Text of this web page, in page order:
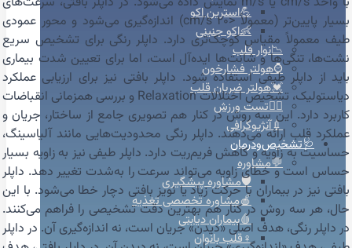
💪استرین اکو
👶اکو جنینی
📉نوار قلب
⌚هولتر فشارخون
💓هولتر ضربان قلب
🚴‍♀️تست ورزش
💉آنژیوگرافی
🩺تشخیص‌ودرمان
💬مشاوره
🛡️مشاوره پیشگیری
🍎مشاوره تخصصی تغذیه
🩸بیماران دیابتی
♀️قلب بانوان
بسیار پایین‌تر (معمولاً <20 cm/s) اندازه‌گیری می‌شود و محور عمودی
طیف معمولاً مقیاس کوچک‌تری دارد. داپلر رنگی برای تشخیص سریع
نشت‌ها، تنگی‌ها و شانت‌ها ایده‌آل است، اما برای تعیین شدت بیماری
باید از داپلر طیفی استفاده شود. داپلر بافتی نیز برای ارزیابی عملکرد
دیاستولیک، تشخیص اختلالات Relaxation و بررسی همزمانی انقباضات
کاربرد دارد. این سه روش در کنار هم تصویری جامع از ساختار، جریان و
عملکرد قلب ارائه می‌دهند. داپلر رنگی محدودیت‌هایی مانند آلیاسینگ،
حساسیت به زاویه و کاهش فریم‌ریت دارد. داپلر طیفی نیز به زاویه بسیار
حساس است و خطای زاویه می‌تواند سرعت را به‌شدت تغییر دهد. داپلر
بافتی نیز در بیماران با حرکت زیاد یا نویز بافتی دچار خطا می‌شود. با این
حال، هر سه روش در کنار هم بهترین دقت تشخیصی را فراهم می‌کنند.
در داپلر رنگی، هدف اصلی «دیدن» جریان است، نه اندازه‌گیری آن. در داپلر